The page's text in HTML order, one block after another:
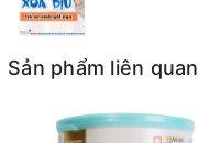
Sản phẩm liên quan